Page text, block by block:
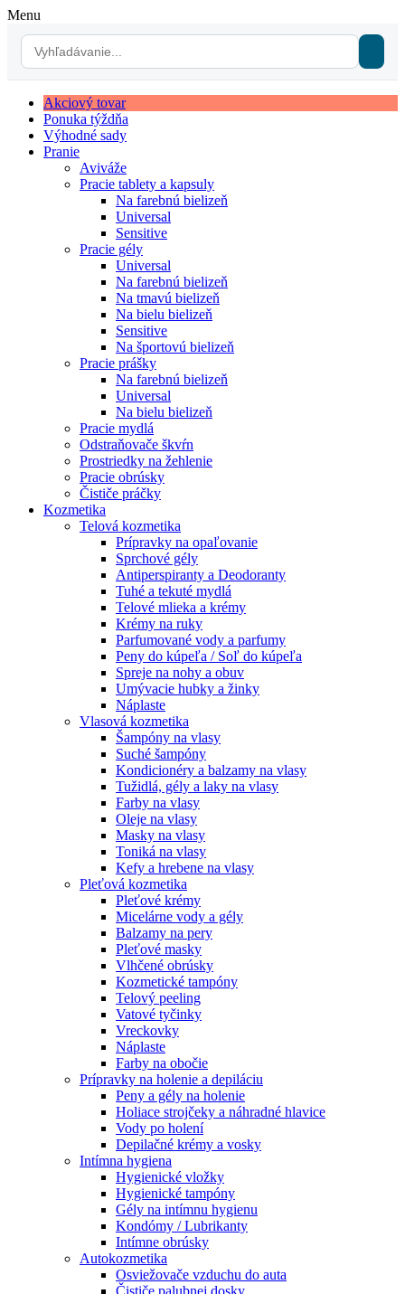
Menu
Akciový tovar
Ponuka týždňa
Výhodné sady
Pranie
Aviváže
Pracie tablety a kapsuly
Na farebnú bielizeň
Universal
Sensitive
Pracie gély
Universal
Na farebnú bielizeň
Na tmavú bielizeň
Na bielu bielizeň
Sensitive
Na športovú bielizeň
Pracie prášky
Na farebnú bielizeň
Universal
Na bielu bielizeň
Pracie mydlá
Odstraňovače škvŕn
Prostriedky na žehlenie
Pracie obrúsky
Čističe práčky
Kozmetika
Telová kozmetika
Prípravky na opaľovanie
Sprchové gély
Antiperspiranty a Deodoranty
Tuhé a tekuté mydlá
Telové mlieka a krémy
Krémy na ruky
Parfumované vody a parfumy
Peny do kúpeľa / Soľ do kúpeľa
Spreje na nohy a obuv
Umývacie hubky a žinky
Náplaste
Vlasová kozmetika
Šampóny na vlasy
Suché šampóny
Kondicionéry a balzamy na vlasy
Tužidlá, gély a laky na vlasy
Farby na vlasy
Oleje na vlasy
Masky na vlasy
Toniká na vlasy
Kefy a hrebene na vlasy
Pleťová kozmetika
Pleťové krémy
Micelárne vody a gély
Balzamy na pery
Pleťové masky
Vlhčené obrúsky
Kozmetické tampóny
Telový peeling
Vatové tyčinky
Vreckovky
Náplaste
Farby na obočie
Prípravky na holenie a depiláciu
Peny a gély na holenie
Holiace strojčeky a náhradné hlavice
Vody po holení
Depilačné krémy a vosky
Intímna hygiena
Hygienické vložky
Hygienické tampóny
Gély na intímnu hygienu
Kondómy / Lubrikanty
Intímne obrúsky
Autokozmetika
Osviežovače vzduchu do auta
Čističe palubnej dosky